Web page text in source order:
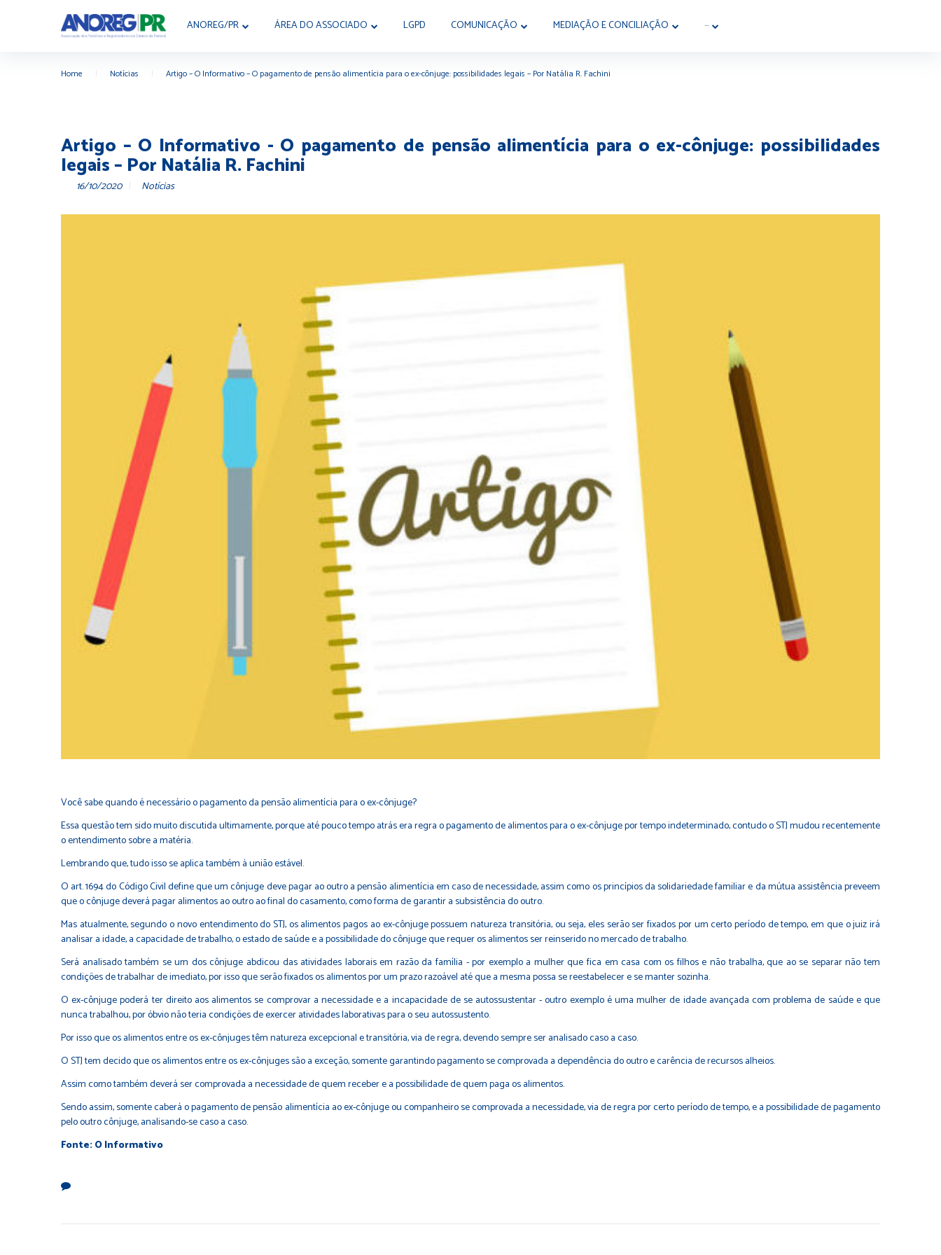
ANOREG/PR ÁREA DO ASSOCIADO LGPD COMUNICAÇÃO MEDIAÇÃO E CONCILIAÇÃO ···
Home Notícias Artigo – O Informativo – O pagamento de pensão alimentícia para o ex-cônjuge: possibilidades legais – Por Natália R. Fachini
Artigo – O Informativo - O pagamento de pensão alimentícia para o ex-cônjuge: possibilidades
legais – Por Natália R. Fachini
16/10/2020 Notícias
Você sabe quando é necessário o pagamento da pensão alimentícia para o ex-cônjuge?
Essa questão tem sido muito discutida ultimamente, porque até pouco tempo atrás era regra o pagamento de alimentos para o ex-cônjuge por tempo indeterminado, contudo o STJ mudou recentemente
o entendimento sobre a matéria.
Lembrando que, tudo isso se aplica também à união estável.
O art. 1694 do Código Civil define que um cônjuge deve pagar ao outro a pensão alimentícia em caso de necessidade, assim como os princípios da solidariedade familiar e da mútua assistência preveem
que o cônjuge deverá pagar alimentos ao outro ao final do casamento, como forma de garantir a subsistência do outro.
Mas atualmente, segundo o novo entendimento do STJ, os alimentos pagos ao ex-cônjuge possuem natureza transitória, ou seja, eles serão ser fixados por um certo período de tempo, em que o juiz irá
analisar a idade, a capacidade de trabalho, o estado de saúde e a possibilidade do cônjuge que requer os alimentos ser reinserido no mercado de trabalho.
Será analisado também se um dos cônjuge abdicou das atividades laborais em razão da família - por exemplo a mulher que fica em casa com os filhos e não trabalha, que ao se separar não tem
condições de trabalhar de imediato, por isso que serão fixados os alimentos por um prazo razoável até que a mesma possa se reestabelecer e se manter sozinha.
O ex-cônjuge poderá ter direito aos alimentos se comprovar a necessidade e a incapacidade de se autossustentar - outro exemplo é uma mulher de idade avançada com problema de saúde e que
nunca trabalhou, por óbvio não teria condições de exercer atividades laborativas para o seu autossustento.
Por isso que os alimentos entre os ex-cônjuges têm natureza excepcional e transitória, via de regra, devendo sempre ser analisado caso a caso.
O STJ tem decido que os alimentos entre os ex-cônjuges são a exceção, somente garantindo pagamento se comprovada a dependência do outro e carência de recursos alheios.
Assim como também deverá ser comprovada a necessidade de quem receber e a possibilidade de quem paga os alimentos.
Sendo assim, somente caberá o pagamento de pensão alimentícia ao ex-cônjuge ou companheiro se comprovada a necessidade, via de regra por certo período de tempo, e a possibilidade de pagamento
pelo outro cônjuge, analisando-se caso a caso.
Fonte: O Informativo